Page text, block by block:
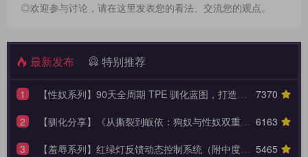
◎欢迎参与讨论，请在这里发表您的看法、交流您的观点。
最新发布 特别推荐
7370
1
【性奴系列】90天全周期 TPE 驯化蓝图，打造永不背叛的K6性奴归宿
6163
2
【驯化分享】《从撕裂到皈依：狗奴与性奴双重身份转换的权力美学》90天全周期身份转换训练日志模板
5465
3
【羞辱系列】红绿灯反馈动态控制系统（附中度羞辱的3大安全底线）